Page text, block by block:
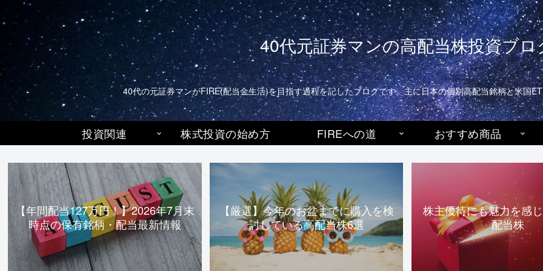
40代元証券マンの高配当株投資ブロ
40代の元証券マンがFIRE(配当金生活)を目指す過程を記したブログです。主に日本の個別高配当銘柄と米国
投資関連 株式投資の始め方 FIREへの道 おすすめ商品
【年間配当127万円！】2026年7月末
時点の保有銘柄・配当最新情報
【厳選】今年のお盆までに購入を検
討している高配当株6選
株主優待にも魅力を感
配当株